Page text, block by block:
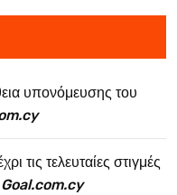
υπονόμευσης του
τις τελευταίες στιγμές
Goal.com.cy